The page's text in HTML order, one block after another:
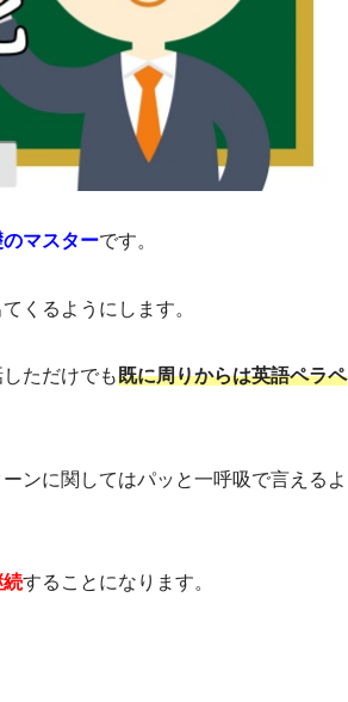
マスターです。
くるようにします。
ただけでも既に周りからは英語ペラペ
ンに関してはパッと一呼吸で言えるよ
続することになります。